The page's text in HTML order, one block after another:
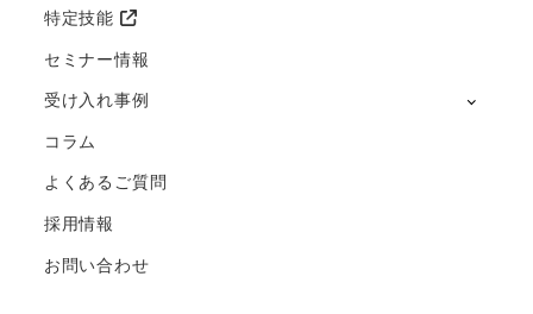
特定技能
セミナー情報
受け入れ事例
コラム
よくあるご質問
採用情報
お問い合わせ